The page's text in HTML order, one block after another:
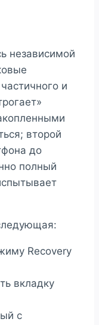
независимой
и
второй
до
полный
Recovery
вкладку
с